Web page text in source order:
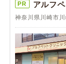
PR アルフ
神奈川県川崎市